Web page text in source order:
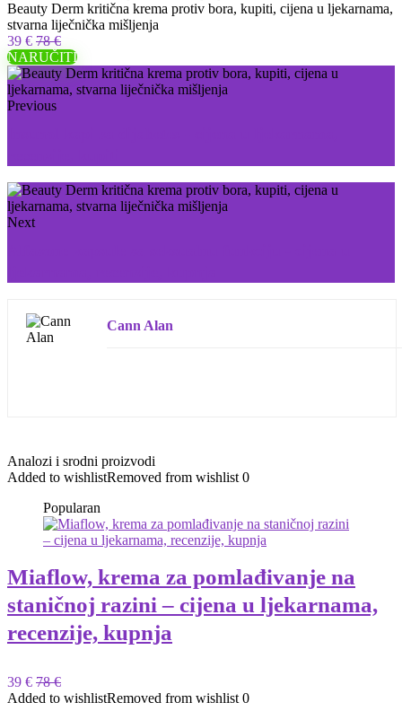
Beauty Derm kritična krema protiv bora, kupiti, cijena u ljekarnama,
stvarna liječnička mišljenja
39 € 78 €
NARUČITI
Previous
Next
Cann Alan
Analozi i srodni proizvodi
Added to wishlistRemoved from wishlist 0
Popularan
Miaflow, krema za pomlađivanje na
staničnoj razini – cijena u ljekarnama,
recenzije, kupnja
39 € 78 €
Added to wishlistRemoved from wishlist 0